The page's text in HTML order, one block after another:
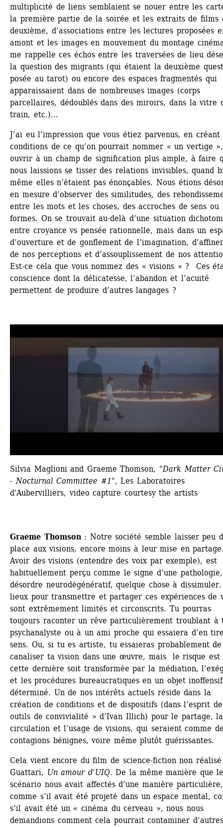
multiplicité de liens semblaient se nouer entre les
la première partie de la soirée et les extraits de films
deuxième, d’associations entre les lectures proposées
amont et les images en mouvement du montage
me rappelle ces échos entre les traversées de lieu
la question des migrants (qui étaient la deuxième
posée au tarot) ou encore des espaces fragmentés qui
apparaissaient dans de nombreuses images (corps
parcellaires, dédoublés dans des miroirs, dans la vitre
train, etc.)...
J’ai eu l’impression que vous étiez parvenus, en créant
conditions de ce qu’on pourrait nommer « un vertige
ouvrir à un champ de signification plus ample, à faire
nous laissions se tisser des relations invisibles, quand
même elles n’étaient pas énonçables. Nous étions
en mesure d’observer des similitudes, des
entre les mots et les choses, des accroches de sens ou
formes. On se trouvait au-delà d’une situation
entre croyance vs pensée rationnelle, mais dans un
d’ouverture et de gonflement de l’imagination,
de nos perceptions et d’assouplissement de nos
Est-ce cela que vous nommez des « visions » ? Ces
conscience dont la délicatesse, l’abandon et l’acuité
permettent de produire d’autres langages ?
Silvia Maglioni and Graeme Thomson, "Dark Matter
- Nocturnal Committee #1", Les Laboratoires
d'Aubervilliers, video capture courtesy the artists
Graeme Thomson : Notre société semble laisser peu
place aux visions, encore moins à leur mise en
Avoir des visions (entendre des voix par exemple), est
habituellement perçu comme le signe d’une
désordre neurodégénératif, quelque chose à
lieux pour transmettre et partager ces expériences de
sont extrêmement limités et circonscrits. Tu pourras
toujours raconter un rêve particulièrement troublant à
psychanalyste ou à un ami proche qui essaiera d’en
sens. Ou, si tu es artiste, tu essaieras probablement de
canaliser ta vision dans une œuvre, mais le risque est
cette dernière soit transformée par la médiation,
et les procédures bureaucratiques en un objet
déterminé. Un de nos intérêts actuels réside dans la
création de conditions et de dispositifs (dans l’esprit
outils de convivialité » d’Ivan Illich) pour le partage, la
circulation et l’usage de visions, qui seraient comme
contagions bénignes, voire même plutôt guérissantes.
Cela vient encore du film de science-fiction non
Guattari, Un amour d’UIQ. De la même manière que
scénario nous avait affectés d’une manière particulière,
comme s’il avait été projeté dans un espace mental,
s’il avait été un « cinéma du cerveau », nous nous
demandions comment cela pourrait contaminer